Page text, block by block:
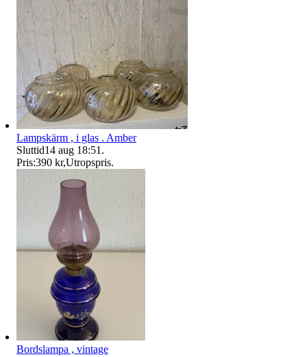
Lampskärm , i glas . Amber
Sluttid14 aug 18:51 .
Pris:390 kr,Utropspris.
Bordslampa , vintage